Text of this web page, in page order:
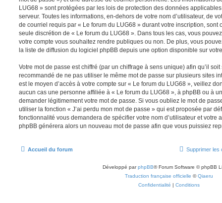
LUG68 » sont protégées par les lois de protection des données
serveur. Toutes les informations, en-dehors de votre nom d’utilisateur, de
de courriel requis par « Le forum du LUG68 » durant votre inscription, sont
seule discrétion de « Le forum du LUG68 ». Dans tous les cas, vous
votre compte vous souhaitez rendre publiques ou non. De plus, vous
la liste de diffusion du logiciel phpBB depuis une option disponible sur
Votre mot de passe est chiffré (par un chiffrage à sens unique) afin qu’il
recommandé de ne pas utiliser le même mot de passe sur plusieurs sites
est le moyen d’accès à votre compte sur « Le forum du LUG68 », veillez
aucun cas une personne affiliée à « Le forum du LUG68 », à phpBB ou à
demander légitimement votre mot de passe. Si vous oubliez le mot de
utiliser la fonction « J’ai perdu mon mot de passe » qui est proposée par
fonctionnalité vous demandera de spécifier votre nom d’utilisateur et votre
phpBB générera alors un nouveau mot de passe afin que vous puissiez
Accueil du forum Supprimer les
Développé parphpBB® Forum Software © phpBB
Traduction française officielle ©Qiaeru
Confidentialité | Conditions